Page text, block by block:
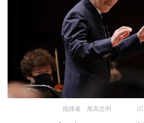
指揮者 尾高忠明 (C)